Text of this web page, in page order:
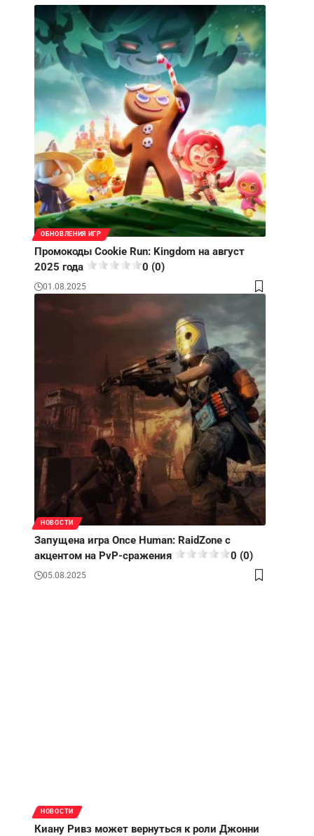
ОБНОВЛЕНИЯ ИГР
Промокоды Cookie Run: Kingdom на август
2025 года
0 (0)
01.08.2025
НОВОСТИ
Запущена игра Once Human: RaidZone с
акцентом на PvP-сражения
0 (0)
05.08.2025
НОВОСТИ
Киану Ривз может вернуться к роли Джонни